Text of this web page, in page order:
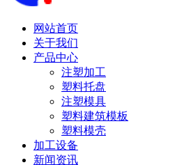
网站首页
关于我们
产品中心
注塑加工
塑料托盘
注塑模具
塑料建筑模板
塑料模壳
加工设备
新闻资讯